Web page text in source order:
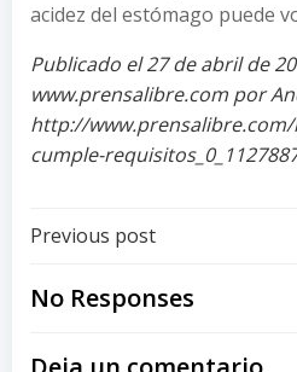
acidez del estómago puede
Publicado el 27 de abril de
www.prensalibre.com por
http://
cumple-
Post
navigation
Previous post
No Responses